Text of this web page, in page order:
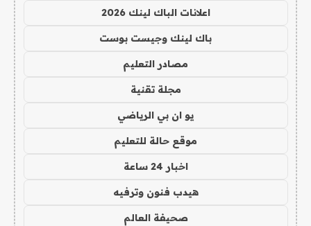
اعلانات الباك لينك 2026
باك لينك وجيست بوست
مصادر التعليم
مجلة تقنية
يو ان بي الرياضي
موقع حالة للتعليم
اخبار 24 ساعة
هيدب فنون وترفيه
صحيفة العالم